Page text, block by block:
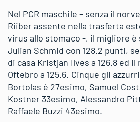
Nel PCR maschile – senza il
Riiber assente nella trasferta
virus allo stomaco -, il migliore
Julian Schmid con 128.2 punti,
di casa Kristjan Ilves a 126.8 ed
Oftebro a 125.6. Cinque gli
Bortolas è 27esimo, Samuel
Kostner 33esimo, Alessandro
Raffaele Buzzi 43esimo.